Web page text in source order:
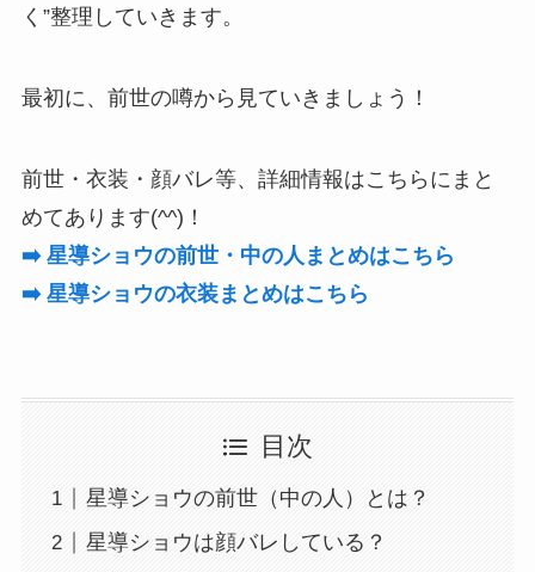
く”整理していきます。
最初に、前世の噂から見ていきましょう！
前世・衣装・顔バレ等、詳細情報はこちらにまと
めてあります(^^)！
➡️ 星導ショウの前世・中の人まとめはこちら
➡️ 星導ショウの衣装まとめはこちら
目次
星導ショウの前世（中の人）とは？
星導ショウは顔バレしている？